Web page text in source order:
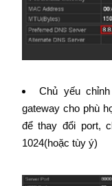
Chủ yếu
gateway cho phù
để thay đổi port,
1024(hoặc tùy ý)